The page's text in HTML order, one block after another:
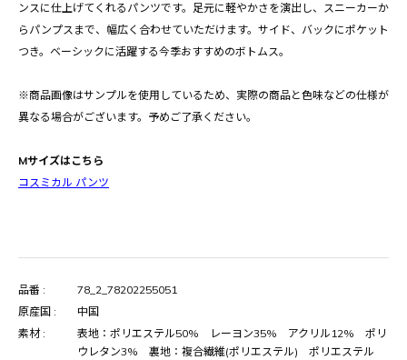
ンスに仕上げてくれるパンツです。足元に軽やかさを演出し、スニーカーか
らパンプスまで、幅広く合わせていただけます。サイド、バックにポケット
つき。ベーシックに活躍する今季おすすめのボトムス。
※商品画像はサンプルを使用しているため、実際の商品と色味などの仕様が
異なる場合がございます。予めご了承ください。
Mサイズはこちら
コスミカル パンツ
品番 :
78_2_78202255051
原産国 :
中国
素材 :
表地：ポリエステル50% レーヨン35% アクリル12% ポリ
ウレタン3% 裏地：複合繊維(ポリエステル) ポリエステル